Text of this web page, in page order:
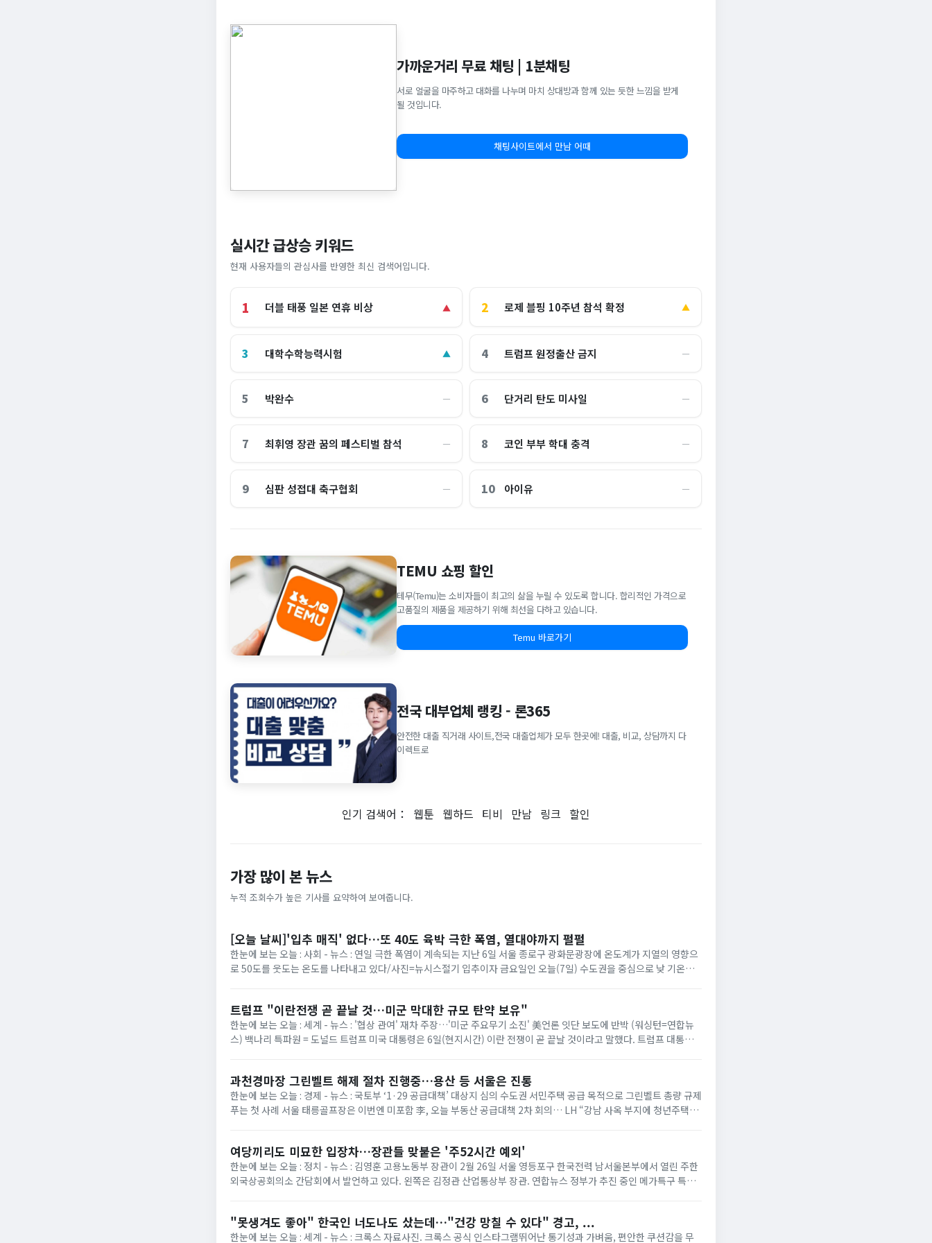
가까운거리 무료 채팅 | 1분채팅
서로 얼굴을 마주하고 대화를 나누며 마치 상대방과 함께 있는 듯한 느낌을 받게
될 것입니다.
채팅사이트에서 만남 어때
실시간 급상승 키워드
현재 사용자들의 관심사를 반영한 최신 검색어입니다.
1 더블 태풍 일본 연휴 비상 ▲ 2 로제 블핑 10주년 참석 확정 ▲
3 대학수학능력시험 ▲ 4 트럼프 원정출산 금지 ―
5 박완수 ― 6 단거리 탄도 미사일 ―
7 최휘영 장관 꿈의 페스티벌 참석 ― 8 코인 부부 학대 충격 ―
9 심판 성접대 축구협회 ― 10 아이유 ―
TEMU 쇼핑 할인
테무(Temu)는 소비자들이 최고의 삶을 누릴 수 있도록 합니다. 합리적인 가격으로
고품질의 제품을 제공하기 위해 최선을 다하고 있습니다.
Temu 바로가기
전국 대부업체 랭킹 - 론365
안전한 대출 직거래 사이트,전국 대출업체가 모두 한곳에! 대출, 비교, 상담까지 다
이렉트로
인기 검색어： 웹툰 웹하드 티비 만남 링크 할인
가장 많이 본 뉴스
누적 조회수가 높은 기사를 요약하여 보여줍니다.
[오늘 날씨]'입추 매직' 없다…또 40도 육박 극한 폭염, 열대야까지 펄펄
한눈에 보는 오늘 : 사회 - 뉴스 : 연일 극한 폭염이 계속되는 지난 6일 서울 종로구 광화문광장에 온도계가 지열의 영향으
로 50도를 웃도는 온도를 나타내고 있다/사진=뉴시스절기 입추이자 금요일인 오늘(7일) 수도권을 중심으로 낮 기온이
트럼프 "이란전쟁 곧 끝날 것…미군 막대한 규모 탄약 보유"
한눈에 보는 오늘 : 세계 - 뉴스 : '협상 관여' 재차 주장…'미군 주요무기 소진' 美언론 잇단 보도에 반박 (워싱턴=연합뉴
스) 백나리 특파원 = 도널드 트럼프 미국 대통령은 6일(현지시간) 이란 전쟁이 곧 끝날 것이라고 말했다. 트럼프 대통령
과천경마장 그린벨트 해제 절차 진행중…용산 등 서울은 진통
한눈에 보는 오늘 : 경제 - 뉴스 : 국토부 ‘1·29 공급대책’ 대상지 심의 수도권 서민주택 공급 목적으로 그린벨트 총량 규제
푸는 첫 사례 서울 태릉골프장은 이번엔 미포함 李, 오늘 부동산 공급대책 2차 회의… LH “강남 사옥 부지에 청년주택”
여당끼리도 미묘한 입장차…장관들 맞붙은 '주52시간 예외'
한눈에 보는 오늘 : 정치 - 뉴스 : 김영훈 고용노동부 장관이 2월 26일 서울 영등포구 한국전력 남서울본부에서 열린 주한
외국상공회의소 간담회에서 발언하고 있다. 왼쪽은 김정관 산업통상부 장관. 연합뉴스 정부가 추진 중인 메가특구 특별
"못생겨도 좋아" 한국인 너도나도 샀는데…"건강 망칠 수 있다" 경고, ...
한눈에 보는 오늘 : 세계 - 뉴스 : 크록스 자료사진. 크록스 공식 인스타그램뛰어난 통기성과 가벼움, 편안한 쿠션감을 무